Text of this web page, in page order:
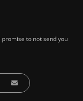
to not send you